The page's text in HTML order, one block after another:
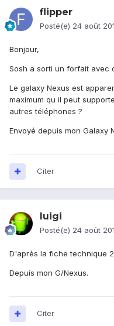
flipper
Posté(e) 24 août
Bonjour,
Sosh a sorti un forfait avec
Le galaxy Nexus est
maximum qu il peut
autres téléphones ?
Envoyé depuis mon Galaxy
Citer
luigi
Posté(e) 24 août
D'après la fiche technique
Depuis mon G/Nexus.
Citer